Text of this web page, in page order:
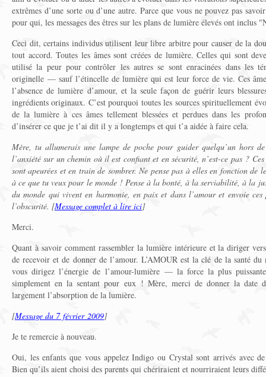
extrêmes d’une sorte ou d’une autre. Parce que vous ne pouvez pas
pour qui, les messages des êtres sur les plans de lumière élevés ont inclus
Ceci dit, certains individus utilisent leur libre arbitre pour causer de la
tout accord. Toutes les âmes sont créées de lumière. Celles qui sont
utilisé la peur pour contrôler les autres se sont enracinées dans les
originelle — sauf l’étincelle de lumière qui est leur force de vie. Ces
l’absence de lumière d’amour, et la seule façon de guérir leurs
ingrédients originaux. C’est pourquoi toutes les sources spirituellement
de la lumière à ces âmes tellement blessées et perdues dans les
d’insérer ce que je t’ai dit il y a longtemps et qui t’a aidée à faire cela.
Mère, tu allumerais une lampe de poche pour guider quelqu’un hors
l’anxiété sur un chemin où il est confiant et en sécurité, n’est-ce pas ?
sont apeurées et en train de sombrer. Ne pense pas à elles en fonction de
à ce que tu veux pour le monde ! Pense à la bonté, à la serviabilité, à la
du monde qui vivent en harmonie, en paix et dans l’amour et envoie ces
l’obscurité. [Message complet à lire ici]
Merci.
Quant à savoir comment rassembler la lumière intérieure et la diriger
de recevoir et de donner de l’amour. L’AMOUR est la clé de la santé
vous dirigez l’énergie de l’amour-lumière — la force la plus
simplement en la sentant pour eux ! Mère, merci de donner la date
largement l’absorption de la lumière.
[Message du 7 février 2009]
Je te remercie à nouveau.
Oui, les enfants que vous appelez Indigo ou Crystal sont arrivés avec
Bien qu’ils aient choisi des parents qui chériraient et nourriraient leurs